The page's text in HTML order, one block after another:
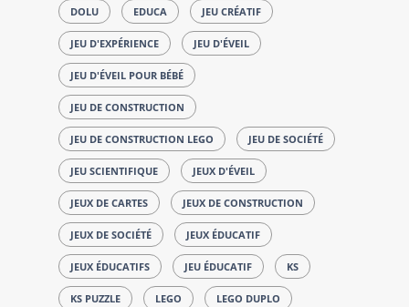
DOLU EDUCA JEU CRÉATIF
JEU D'EXPÉRIENCE JEU D'ÉVEIL
JEU D'ÉVEIL POUR BÉBÉ
JEU DE CONSTRUCTION
JEU DE CONSTRUCTION LEGO JEU DE SOCIÉTÉ
JEU SCIENTIFIQUE JEUX D'ÉVEIL
JEUX DE CARTES JEUX DE CONSTRUCTION
JEUX DE SOCIÉTÉ JEUX ÉDUCATIF
JEUX ÉDUCATIFS JEU ÉDUCATIF KS
KS PUZZLE LEGO LEGO DUPLO